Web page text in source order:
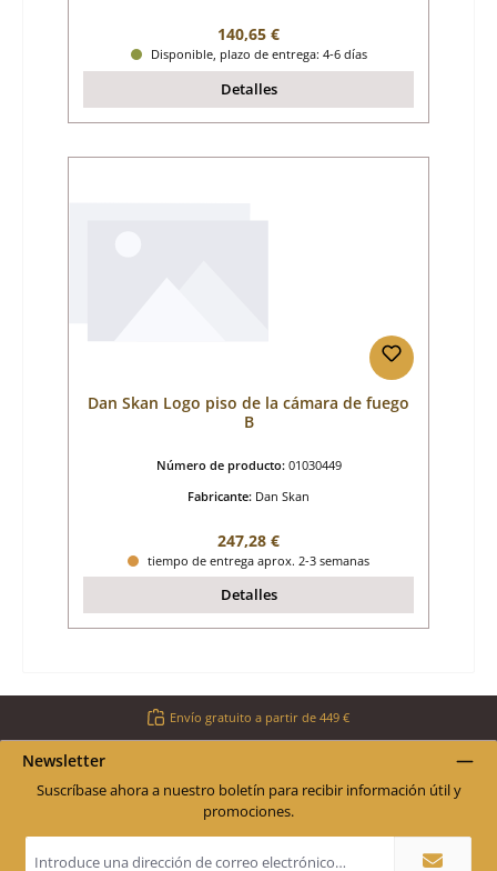
Precio normal:
140,65 €
Disponible, plazo de entrega: 4-6 días
Detalles
Dan Skan Logo piso de la cámara de fuego
B
Número de producto: 01030449
Fabricante: Dan Skan
Precio normal:
247,28 €
tiempo de entrega aprox. 2-3 semanas
Detalles
Envío gratuito a partir de 449 €
Newsletter
Suscríbase ahora a nuestro boletín para recibir información útil y
promociones.
de